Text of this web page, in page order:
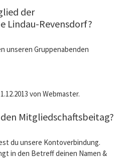
der
Lindau-Revensdorf?
unseren Gruppenabenden
von Webmaster.
Mitgliedschaftsbeitag?
du unsere Kontoverbindung.
in den Betreff deinen Namen &